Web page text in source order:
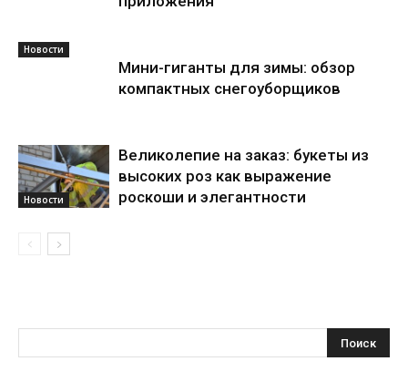
Новости
Мини-гиганты для зимы: обзор
компактных снегоуборщиков
Новости
Великолепие на заказ: букеты из
высоких роз как выражение
роскоши и элегантности